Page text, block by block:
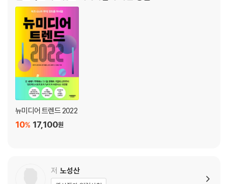
현실보다 더 실감 나는 ‘현실’에 빠지다
엔터테인먼트 콘텐츠의 빅 트렌드가 탄생하다
하이퍼리얼리즘은 어떻게 대세가 되었나
03 리본세대, 지금 주목해야 할 새로운 소비 권력
_돈 많고 시간 많은 ‘요즘 어른’ 탐구생활
70년생이 온다
5060의 슬기로운 유튜브 생활
04 뉴미디어는 어떻게 패션 산업을 키우는가
_욕망과 취향의 집합소, 뉴미디어와 패션 산업의 콜라보
뉴미디어 트렌드 2022
17,100원
10%
저 노성산